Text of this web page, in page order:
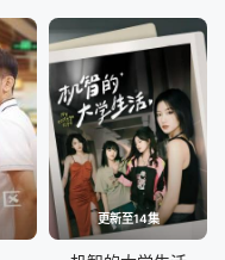
更新至14集